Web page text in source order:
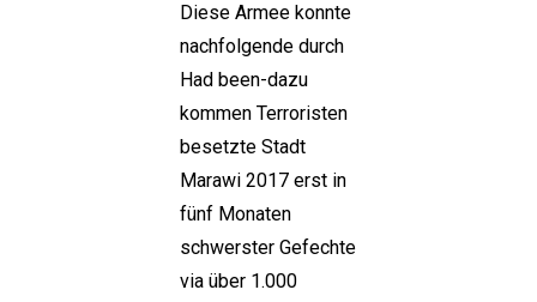
Diese Armee konnte
nachfolgende durch
Had been-dazu
kommen Terroristen
besetzte Stadt
Marawi 2017 erst in
fünf Monaten
schwerster Gefechte
via über 1.000